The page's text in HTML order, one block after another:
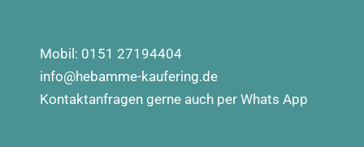
Mobil: 0151 27194404
info@hebamme-kaufering.de
Kontaktanfragen gerne auch per Whats App